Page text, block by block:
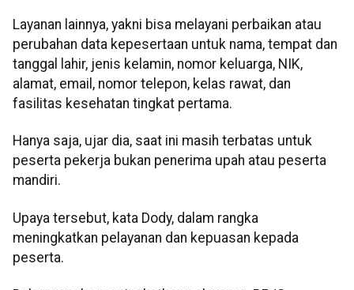
Layanan lainnya, yakni bisa melayani perbaikan atau
perubahan data kepesertaan untuk nama, tempat dan
tanggal lahir, jenis kelamin, nomor keluarga, NIK,
alamat, email, nomor telepon, kelas rawat, dan
fasilitas kesehatan tingkat pertama.
Hanya saja, ujar dia, saat ini masih terbatas untuk
peserta pekerja bukan penerima upah atau peserta
mandiri.
Upaya tersebut, kata Dody, dalam rangka
meningkatkan pelayanan dan kepuasan kepada
peserta.